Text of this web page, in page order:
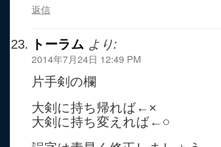
返信
トーラム より:
2014年7月24日 12:49 PM
片手剣の欄
大剣に持ち帰れば←×
大剣に持ち変えれば←○